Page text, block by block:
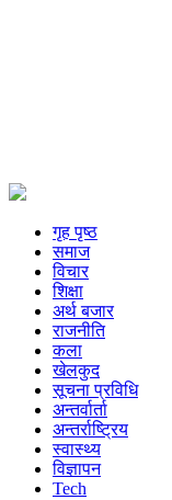
गृह पृष्ठ
समाज
विचार
शिक्षा
अर्थ बजार
राजनीति
कला
खेलकुद
सूचना प्रविधि
अन्तर्वार्ता
अन्तर्राष्ट्रिय
स्वास्थ्य
विज्ञापन
Tech